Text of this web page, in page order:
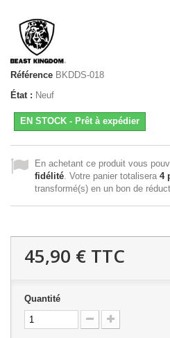
Référence BKDDS-018
État : Neuf
EN STOCK - Prêt à expédier
En achetant ce produit vous
fidélité . Votre panier totalisera 4
transformé(s) en un bon de
45,90 € TTC
Quantité